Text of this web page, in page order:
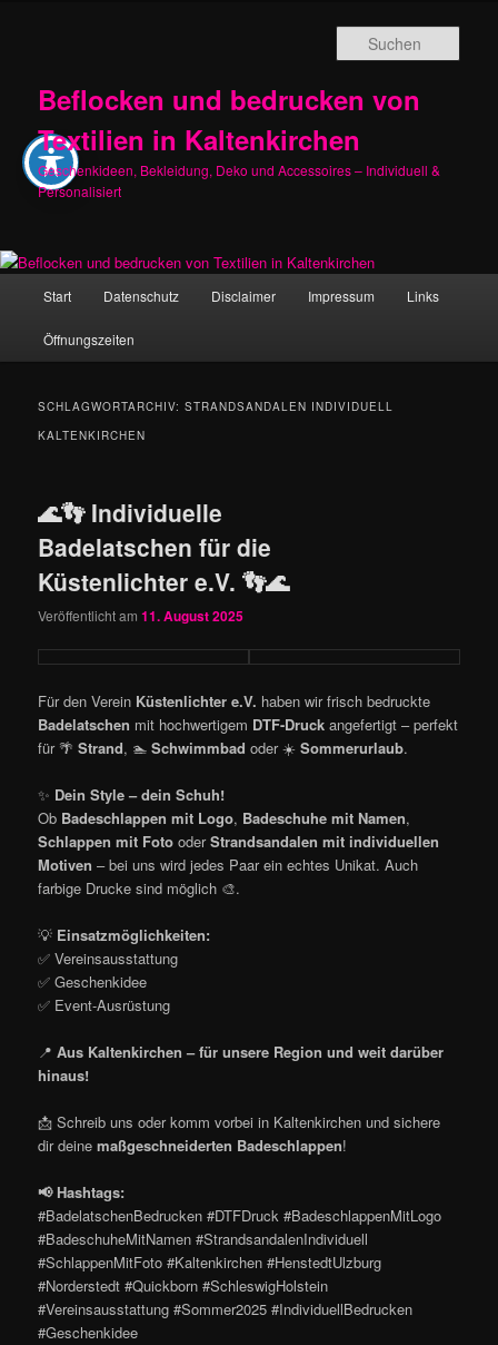
Beflocken und bedrucken von
Textilien in Kaltenkirchen
Geschenkideen, Bekleidung, Deko und Accessoires – Individuell &
Personalisiert
Start Datenschutz Disclaimer Impressum Links
Öffnungszeiten
SCHLAGWORTARCHIV:STRANDSANDALEN INDIVIDUELL
KALTENKIRCHEN
🌊👣 Individuelle
Badelatschen für die
Küstenlichter e.V. 👣🌊
Veröffentlicht am11. August 2025
Für den Verein Küstenlichter e.V. haben wir frisch bedruckte
Badelatschen mit hochwertigem DTF-Druck angefertigt – perfekt
für 🌴Strand, 🏊Schwimmbad oder ☀️Sommerurlaub.
✨ Dein Style – dein Schuh!
Ob Badeschlappen mit Logo, Badeschuhe mit Namen,
Schlappen mit Foto oderStrandsandalen mit individuellen
Motiven – bei uns wird jedes Paar ein echtes Unikat. Auch
farbige Drucke sind möglich 🎨.
💡 Einsatzmöglichkeiten:
✅ Vereinsausstattung
✅ Geschenkidee
✅ Event-Ausrüstung
📍Aus Kaltenkirchen – für unsere Region und weit darüber
hinaus!
📩 Schreib uns oder komm vorbei in Kaltenkirchen und sichere
dir deinemaßgeschneiderten Badeschlappen!
📢 Hashtags:
#BadelatschenBedrucken #DTFDruck #BadeschlappenMitLogo
#BadeschuheMitNamen #StrandsandalenIndividuell
#SchlappenMitFoto #Kaltenkirchen #HenstedtUlzburg
#Norderstedt #Quickborn #SchleswigHolstein
#Vereinsausstattung #Sommer2025 #IndividuellBedrucken
#Geschenkidee